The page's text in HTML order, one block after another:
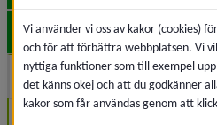
2025
2024
Vi använder vi oss av kakor (cookies)
och för att förbättra webbplatsen. Vi
nyttiga funktioner som till exempel
det känns okej och att du godkänner
kakor som får användas genom att